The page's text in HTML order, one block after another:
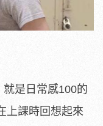
是日常感100的
上課時回想起來